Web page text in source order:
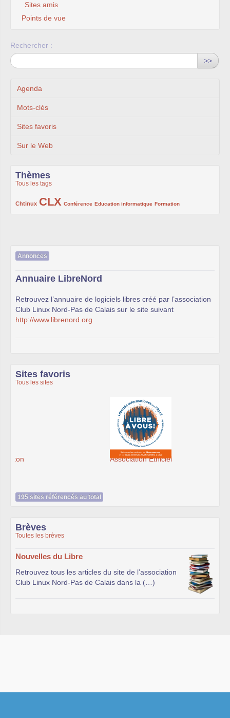
Sites amis
Points de vue
Rechercher :
>>
Agenda
Mots-clés
Sites favoris
Sur le Web
Thèmes
Tous les tags
Chtinux
222/1002CLX
1002/1002 Conférence
132/1002 Education informatique
119/1002 Formation
168/1002
Annonces
Annuaire LibreNord
Retrouvez l’annuaire de logiciels libres créé par l’association
Club Linux Nord-Pas de Calais sur le site suivant
http://www.librenord.org
Sites favoris
Tous les sites
Association Éthiciel
195 sites référencés au total
Brèves
Toutes les brèves
Nouvelles du Libre
Retrouvez tous les articles du site de l’association
Club Linux Nord-Pas de Calais dans la (…)